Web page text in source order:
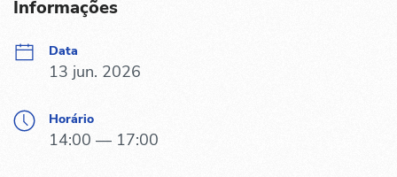
Informações
Data
13 jun. 2026
Horário
14:00 — 17:00